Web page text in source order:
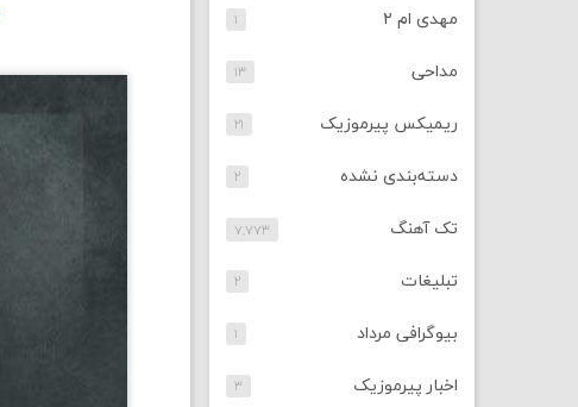
مهدی ام ۲ ۱
مداحی ۱۳
ریمیکس پیرموزیک ۲۱
دسته‌بندی نشده ۲
تک آهنگ ۷,۷۷۳
تبلیغات ۲
بیوگرافی مرداد ۱
اخبار پیرموزیک ۳